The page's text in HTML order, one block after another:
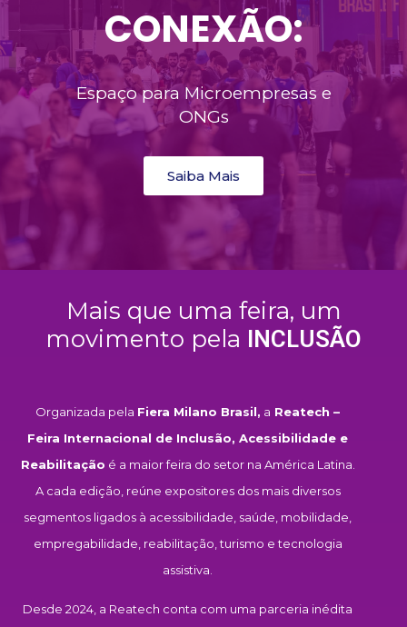
CONEXÃO:
Espaço para Microempresas e
ONGs
Saiba Mais
Mais que uma feira, um
movimento pela INCLUSÃO
Organizada pela Fiera Milano Brasil, a Reatech –
Feira Internacional de Inclusão, Acessibilidade e
Reabilitação é a maior feira do setor na América Latina.
A cada edição, reúne expositores dos mais diversos
segmentos ligados à acessibilidade, saúde, mobilidade,
empregabilidade, reabilitação, turismo e tecnologia
assistiva.
Desde 2024, a Reatech conta com uma parceria inédita